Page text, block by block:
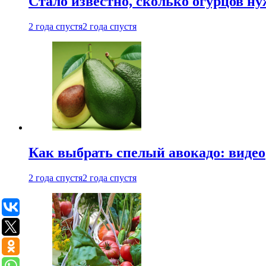
2 года спустя2 года спустя
Как выбрать спелый авокадо: видео
2 года спустя2 года спустя